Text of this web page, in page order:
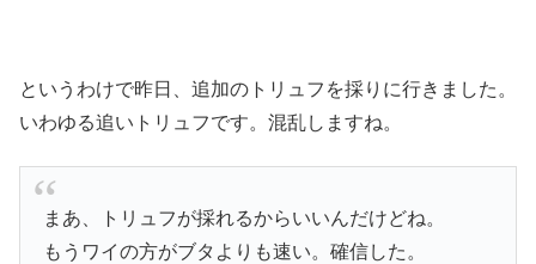
というわけで昨日、追加のトリュフを採りに行きました。
いわゆる追いトリュフです。混乱しますね。
まあ、トリュフが採れるからいいんだけどね。
もうワイの方がブタよりも速い。確信した。